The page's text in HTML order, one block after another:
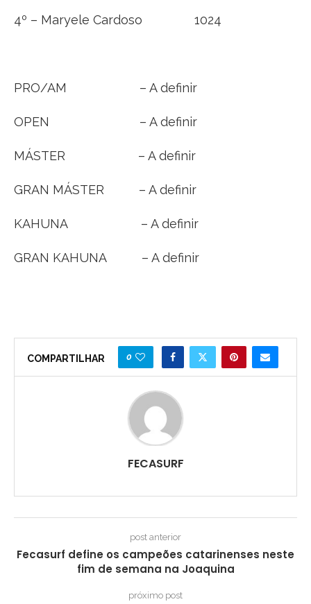
4º – Maryele Cardoso 1024
PRO/AM – A definir
OPEN – A definir
MÁSTER – A definir
GRAN MÁSTER – A definir
KAHUNA – A definir
GRAN KAHUNA – A definir
COMPARTILHAR 0
FECASURF
post anterior
Fecasurf define os campeões catarinenses neste
fim de semana na Joaquina
próximo post